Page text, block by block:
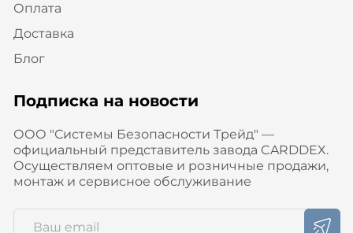
Оплата
Доставка
Блог
Подписка на новости
ООО "Системы Безопасности Трейд" —
официальный представитель завода CARDDEX.
Осуществляем оптовые и розничные продажи,
монтаж и сервисное обслуживание